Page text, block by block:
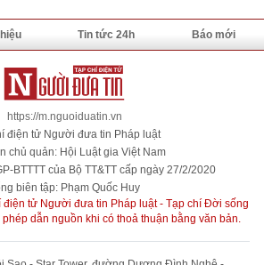
Tin tức 24h Báo mới
https://m.nguoiduatin.vn
điện tử Người đưa tin Pháp luật
chủ quản: Hội Luật gia Việt Nam
BTTTT của Bộ TT&TT cấp ngày 27/2/2020
biên tập: Phạm Quốc Huy
điện tử Người đưa tin Pháp luật - Tạp chí Đời sống
dẫn nguồn khi có thoả thuận bằng văn bản.